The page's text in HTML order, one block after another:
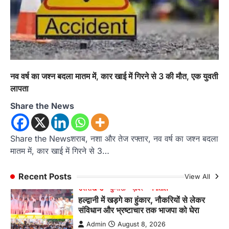
नव वर्ष का जश्न बदला मातम में, कार खाई में गिरने से 3 की मौत, एक युवती
लापता
Share the News
Share the Newsशराब, नशा और तेज रफ्तार, नव वर्ष का जश्न बदला
मातम में, कार खाई में गिरने से 3…
Recent Posts View All
4
राज्य मंत्री कैलाश पंत ने किया कथा श्रवण
Admin August 6, 2026
रानीखेत। मानिला देवी मंदिर, कमराड़/विनायक क्षेत्र में
आयोजित श्रीमद्भागवत कथा के चतुर्थ दिवस गुरुवार को…
1
इंटर-एपीएस सेंट्रल कमांड चेस क्लस्टर-2 में
रानीखेत। आर्मी पब्लिक स्कूल रानीखेत की प्रतिभाशाली
छात्रा याग्यिका कुंद्रा ने अपनी शानदार शतरंज प्रतिभा…
2
हल्द्वानी में खड़गे का हुंकार, नौकरियों से लेकर
संविधान और भ्रष्टाचार तक भाजपा को घेरा
Admin August 8, 2026
हल्द्वानी में आयोजित विजय शंखनाद रैली को संबोधित करते
हुए कांग्रेस के राष्ट्रीय अध्यक्ष मल्लिकार्जुन…